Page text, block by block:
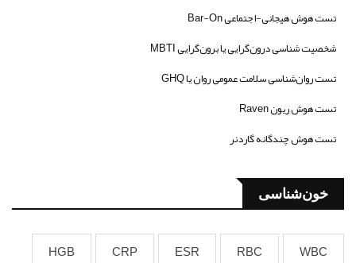
تست هوش هیجانی-اجتماعی Bar-On
شخصیت شناسی درون‌گرایی یا برون‌گرایی MBTI
تست روان‌شناسی سلامت عمومی روان یا GHQ
تست هوش ریون Raven
تست هوش چندگانه گاردنر
خون‌شناسی
WBC
RBC
ESR
CRP
HGB